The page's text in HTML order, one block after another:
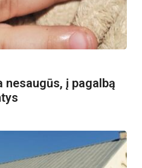
nesaugūs, į pagalbą